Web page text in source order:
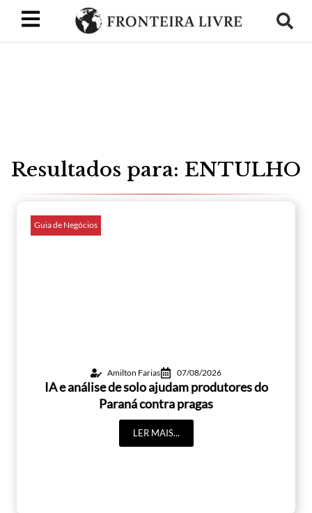
Resultados para: ENTULHO
Guia de Negócios
Amilton Farias 07/08/2026
IA e análise de solo ajudam produtores do
Paraná contra pragas
LER MAIS...